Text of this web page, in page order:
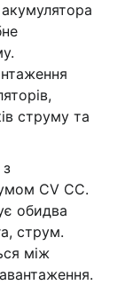
струму та
CV CC.
обидва
струм.
між